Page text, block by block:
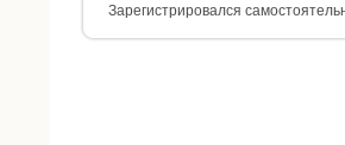
Зарегистрировался